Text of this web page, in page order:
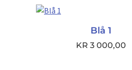
Blå 1
KR 3 000,00